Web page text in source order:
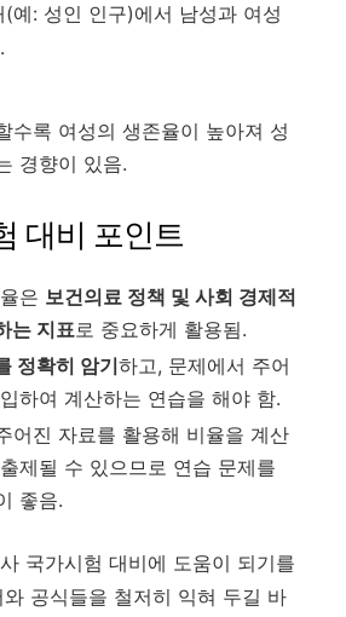
(예: 성인 인구)에서 남성과 여성
수록 여성의 생존율이 높아져 성
경향이 있음.
대비 포인트
은 보건의료 정책 및 사회 경제적
는 지표로 중요하게 활용됨.
정확히 암기하고, 문제에서 주어
하여 계산하는 연습을 해야 함.
어진 자료를 활용해 비율을 계산
제될 수 있으므로 연습 문제를
좋음.
국가시험 대비에 도움이 되기를
공식들을 철저히 익혀 두길 바